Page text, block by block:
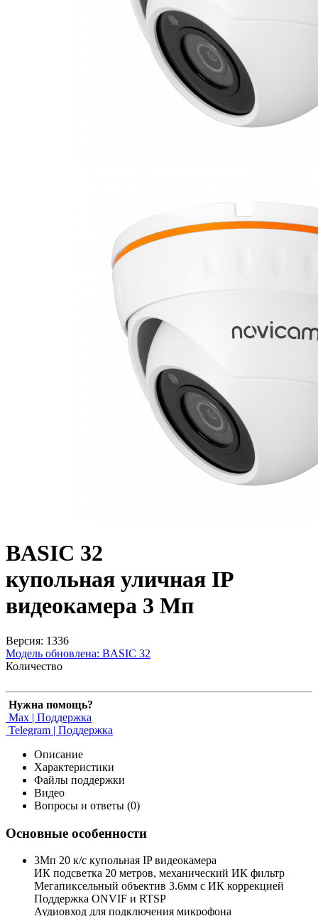
BASIC 32
купольная уличная IP
видеокамера 3 Мп
Версия: 1336
Модель обновлена: BASIC 32
Количество
Нужна помощь?
Max | Поддержка
Telegram | Поддержка
Описание
Характеристики
Файлы поддержки
Видео
Вопросы и ответы (0)
Основные особенности
3Мп 20 к/с купольная IP видеокамера
ИК подсветка 20 метров, механический ИК фильтр
Мегапиксельный объектив 3.6мм c ИК коррекцией
Поддержка ONVIF и RTSP
Аудиовход для подключения микрофона